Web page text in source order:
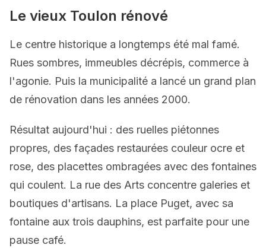
Le vieux Toulon rénové
Le centre historique a longtemps été mal famé.
Rues sombres, immeubles décrépis, commerce à
l'agonie. Puis la municipalité a lancé un grand plan
de rénovation dans les années 2000.
Résultat aujourd'hui : des ruelles piétonnes
propres, des façades restaurées couleur ocre et
rose, des placettes ombragées avec des fontaines
qui coulent. La rue des Arts concentre galeries et
boutiques d'artisans. La place Puget, avec sa
fontaine aux trois dauphins, est parfaite pour une
pause café.